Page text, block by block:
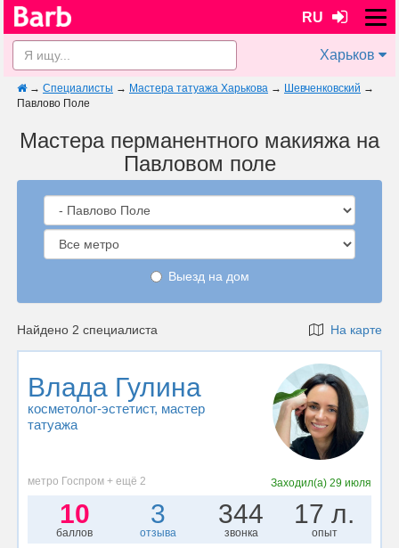
RU
Харьков
→ Специалисты → Мастера татуажа Харькова → Шевченковский →
Павлово Поле
Мастера перманентного макияжа на
Павловом поле
Выезд на дом
Найдено 2 специалиста На карте
Влада Гулина
косметолог-эстетист, мастер
татуажа
метро Госпром + ещё 2 Заходил(а) 29 июля
10
баллов
3
отзыва
344
звонка
17 л.
опыт